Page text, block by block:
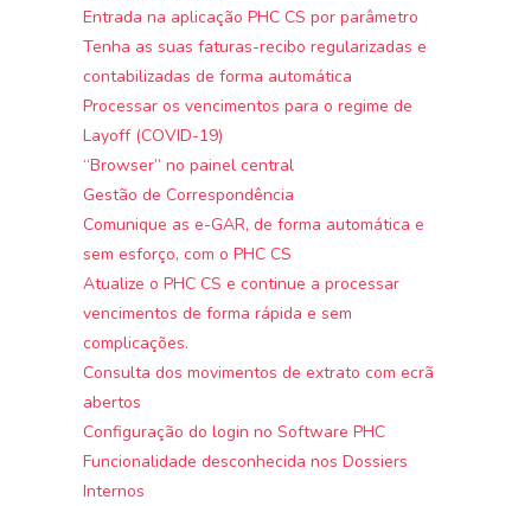
Entrada na aplicação PHC CS por parâmetro
Tenha as suas faturas-recibo regularizadas e
contabilizadas de forma automática
Processar os vencimentos para o regime de
Layoff (COVID-19)
“Browser” no painel central
Gestão de Correspondência
Comunique as e-GAR, de forma automática e
sem esforço, com o PHC CS
Atualize o PHC CS e continue a processar
vencimentos de forma rápida e sem
complicações.
Consulta dos movimentos de extrato com ecrã
abertos
Configuração do login no Software PHC
Funcionalidade desconhecida nos Dossiers
Internos